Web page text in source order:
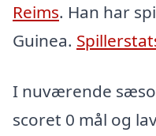
Reims. Han har
Guinea.
I nuværende
scoret 0 mål og